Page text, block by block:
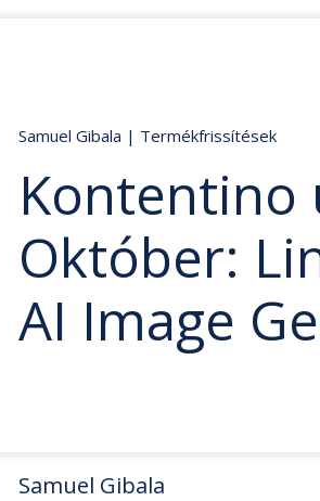
Samuel Gibala | Termékfrissítések
Kontentino
Október:
AI Image
Samuel Gibala